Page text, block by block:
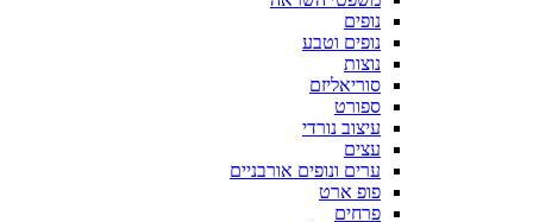
נופים
נופים וטבע
נוצות
סוריאליזם
ספורט
עיצוב נורדי
עצים
ערים ונופים אורבניים
פופ ארט
פרחים